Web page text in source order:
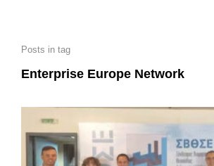
Posts in tag
Enterprise Europe Network